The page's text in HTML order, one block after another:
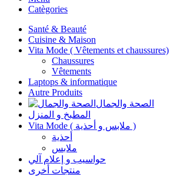
Catègories
Santé & Beauté
Cuisine & Maison
Vita Mode ( Vêtements et chaussures)
Chaussures
Vêtements
Laptops & informatique
Autre Produits
الصحة والجمال
المطبخ و المنزل
Vita Mode ( ملابس و أحذية )
أحذية
ملابس
حواسيب و إعلام آلي
منتجات أخرى